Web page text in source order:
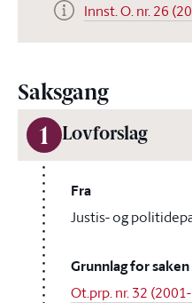
Innst. O. nr. 26
Saksgang
1 Lovforslag
Fra
Justis- og
Grunnlag for saken
Ot.prp. nr. 32